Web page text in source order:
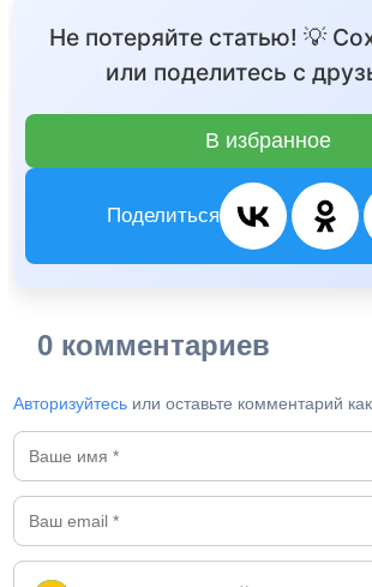
Не потеряйте статью! 💡
или поделитесь с
В избранное
Поделиться
0 комментариев
Авторизуйтесь или оставьте комментарий как